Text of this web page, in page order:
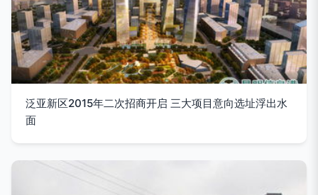
泛亚新区2015年二次招商开启 三大项目意向选址浮出水
面